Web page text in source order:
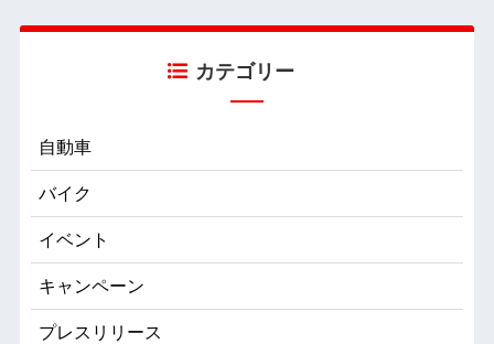
カテゴリー
自動車
バイク
イベント
キャンペーン
プレスリリース